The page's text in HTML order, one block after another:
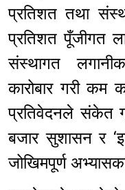
प्रतिशत तथा
प्रतिशत पूँजीगत
संस्थागत
कारोबार गरी कम
प्रतिवेदनले संकेत
बजार सुशासन र
जोखिमपूर्ण